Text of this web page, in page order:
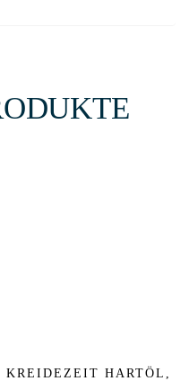
KREIDEZEIT HARTÖL,